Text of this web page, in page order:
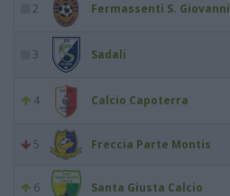
2 Fermassenti S. Giovanni
3 Sadali
4 Calcio Capoterra
5 Freccia Parte Montis
6 Santa Giusta Calcio